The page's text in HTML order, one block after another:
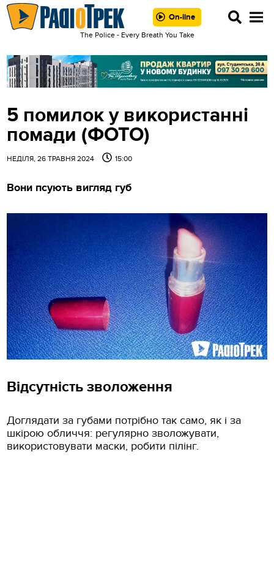
On-line
The Police - Every Breath You Take
5 помилок у використанні
помади (ФОТО)
НЕДІЛЯ, 26 ТРАВНЯ 2024 15:00
Вони псують вигляд губ
Відсутність зволоження
Доглядати за губами потрібно так само, як і за
шкірою обличчя: регулярно зволожувати,
використовувати маски, робити пілінг.